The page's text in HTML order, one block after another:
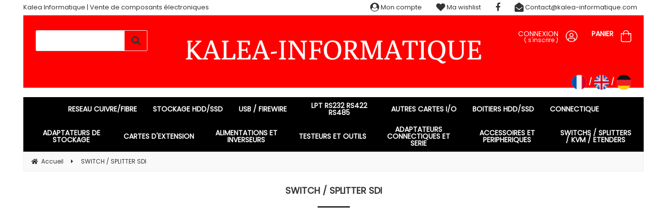
Kalea Informatique | Vente de composants électroniques
CONNEXION
( s'inscrire )
PANIER
RESEAU CUIVRE/FIBRE STOCKAGE HDD/SSD USB / FIREWIRE LPT RS232 RS422
RS485 AUTRES CARTES I/O BOITIERS HDD/SSD CONNECTIQUE
ADAPTATEURS DE
STOCKAGE CARTES D'EXTENSION ALIMENTATIONS ET
INVERSEURS TESTEURS ET OUTILS
ADAPTATEURS
CONNECTIQUES ET
SERIE
ACCESSOIRES ET
PERIPHERIQUES
SWITCHS / SPLITTERS
/ KVM / ETENDERS
Accueil SWITCH / SPLITTER SDI
SWITCH / SPLITTER SDI
Mon compte Ma wishlist Contact@kalea-informatique.com